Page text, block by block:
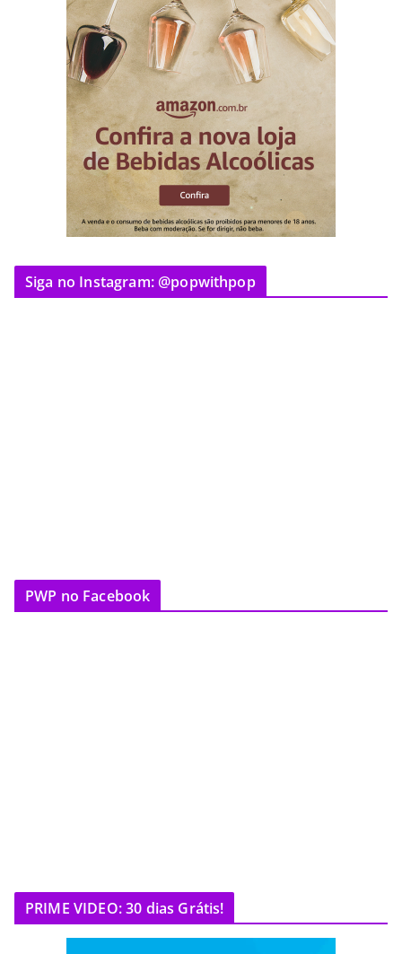
Siga no Instagram: @popwithpop
PWP no Facebook
PRIME VIDEO: 30 dias Grátis!